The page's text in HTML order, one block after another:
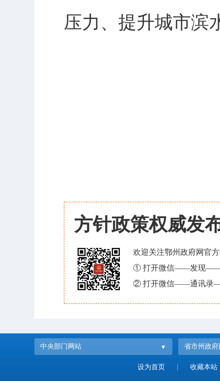
压力、提升城市滨
方针政策权威发
欢迎关注鄂州政府网官
① 打开微信——发现——
② 打开微信——通讯录
中央部门网站 省市州政府
设为首页 收藏本站